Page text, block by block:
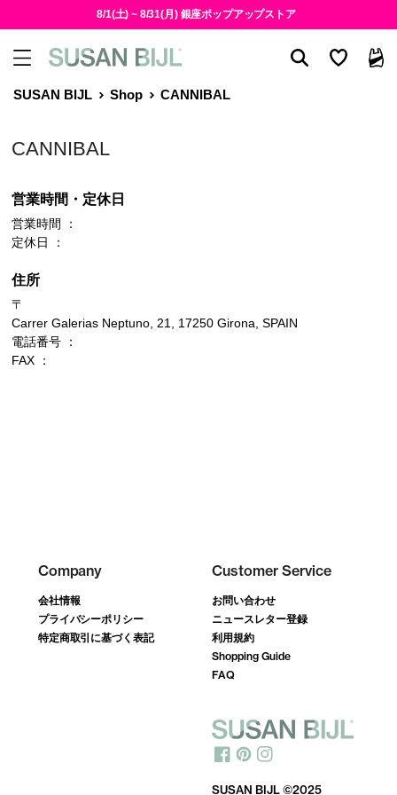
8/1(土) ~ 8/31(月) 銀座ポップアップストア
SUSAN BIJL Shop CANNIBAL
CANNIBAL
営業時間・定休日
営業時間 ：
定休日 ：
住所
〒
Carrer Galerias Neptuno, 21, 17250 Girona, SPAIN
電話番号 ：
FAX ：
Company
会社情報
プライバシーポリシー
特定商取引に基づく表記
Customer Service
お問い合わせ
ニュースレター登録
利用規約
Shopping Guide
FAQ
SUSAN BIJL ©2025